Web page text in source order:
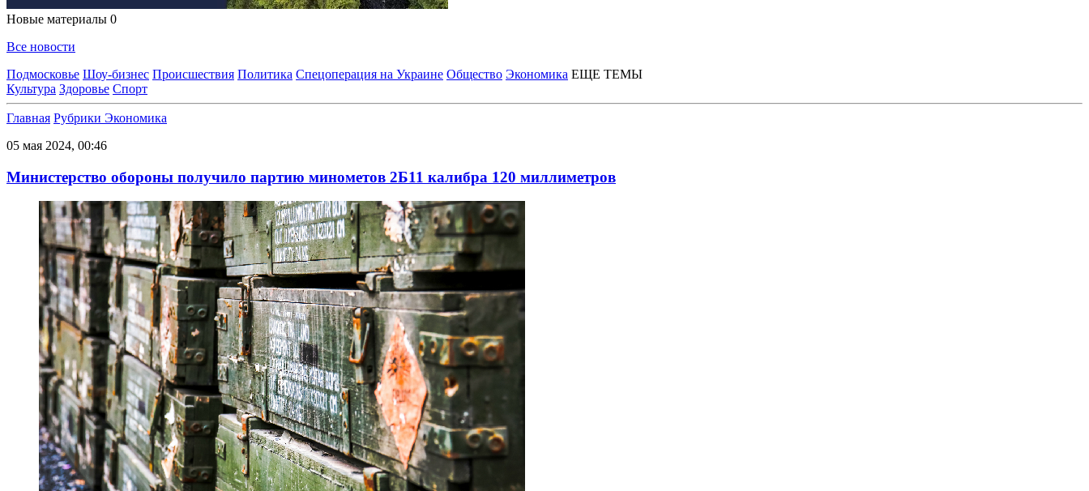
Новые материалы 0
Все новости
Подмосковье Шоу-бизнес Происшествия Политика Спецоперация на Украине Общество Экономика ЕЩЕ ТЕМЫ
Культура Здоровье Спорт
Главная Рубрики Экономика
05 мая 2024, 00:46
Министерство обороны получило партию минометов 2Б11 калибра 120 миллиметров